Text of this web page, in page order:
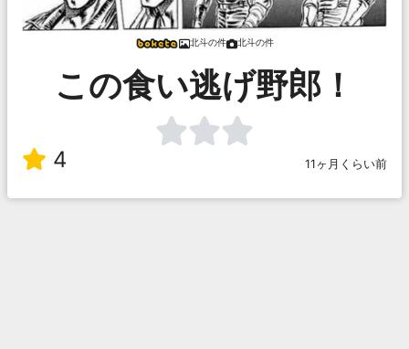
北斗の件 北斗の件
この食い逃げ野郎！
4 11ヶ月くらい前